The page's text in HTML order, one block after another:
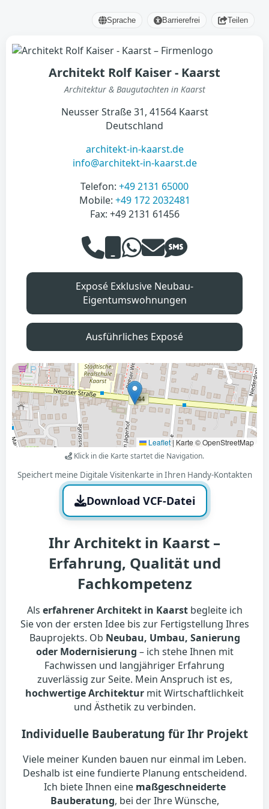
Sprache Barrierefrei Teilen
Architekt Rolf Kaiser - Kaarst
Architektur & Baugutachten in Kaarst
Neusser Straße 31, 41564 Kaarst
Deutschland
architekt-in-kaarst.de
info@architekt-in-kaarst.de
Telefon: +49 2131 65000
Mobile: ‭+49 172 2032481‬
Fax: +49 2131 61456
Exposé Exklusive Neubau-
Eigentumswohnungen
Ausführliches Exposé
Leaflet| Karte © OpenStreetMap
Klick in die Karte startet die Navigation.
Speichert meine Digitale Visitenkarte in Ihren Handy-Kontakten
Download VCF-Datei
Ihr Architekt in Kaarst –
Erfahrung, Qualität und
Fachkompetenz
Als erfahrener Architekt in Kaarstbegleite ich
Sie von der ersten Idee bis zur Fertigstellung Ihres
Bauprojekts. Ob Neubau, Umbau, Sanierung
oder Modernisierung – ich stehe Ihnen mit
Fachwissen und langjähriger Erfahrung
zuverlässig zur Seite. Mein Anspruch ist es,
hochwertige Architektur mit Wirtschaftlichkeit
und Ästhetik zu verbinden.
Individuelle Bauberatung für Ihr Projekt
Viele meiner Kunden bauen nur einmal im Leben.
Deshalb ist eine fundierte Planung entscheidend.
Ich biete Ihnen eine maßgeschneiderte
Bauberatung, bei der Ihre Wünsche,